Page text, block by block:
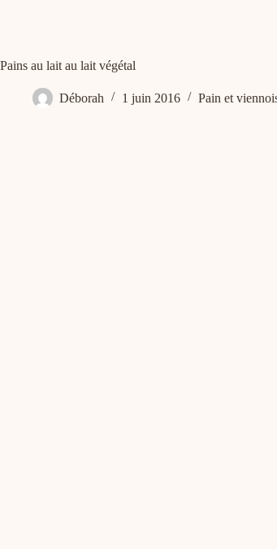
Pains au lait au lait végétal
Déborah 1 juin 2016 Pain et